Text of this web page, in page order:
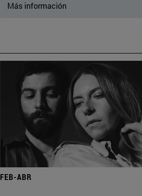
Más información
FEB-ABR